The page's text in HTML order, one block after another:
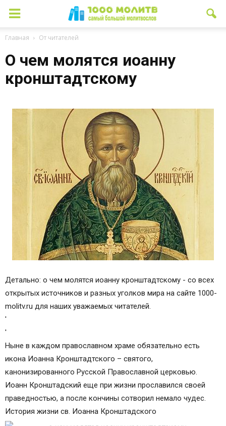
Главная От читателей
О чем молятся иоанну
кронштадтскому
Детально: о чем молятся иоанну кронштадтскому - со всех
открытых источников и разных уголков мира на сайте 1000-
molitv.ru для наших уважаемых читателей.
'
'
Ныне в каждом православном храме обязательно есть
икона Иоанна Кронштадтского – святого,
канонизированного Русской Православной церковью.
Иоанн Кронштадский еще при жизни прославился своей
праведностью, а после кончины сотворил немало чудес.
История жизни св. Иоанна Кронштадского